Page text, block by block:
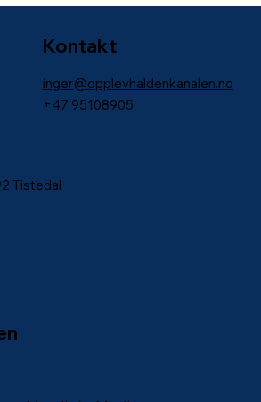
Kontakt
inger@opplevhaldenkanalen.no
+47 95108905
Tistedal